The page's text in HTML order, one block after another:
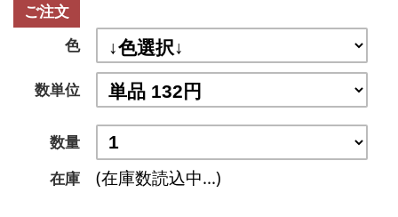
ご注文
色
数単位
数量
在庫
(在庫数読込中...)